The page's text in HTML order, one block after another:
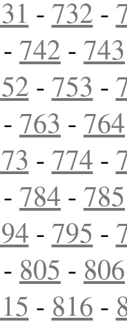
- 732 -
- 742 - 743
- 753 -
- 763 - 764
- 774 -
- 784 - 785
- 795 -
- 805 - 806
- 816 -